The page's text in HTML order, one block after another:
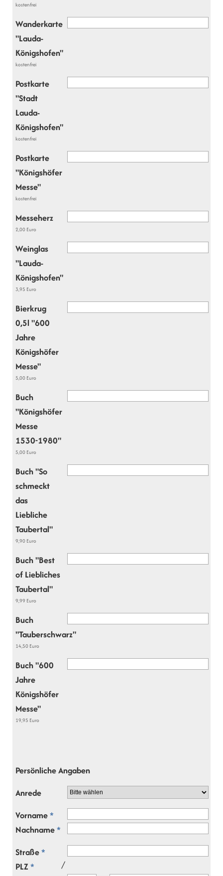
kostenfrei
Wanderkarte
"Lauda-
Königshofen"
kostenfrei
Postkarte
"Stadt
Lauda-
Königshofen"
kostenfrei
Postkarte
"Königshöfer
Messe"
kostenfrei
Messeherz
2,00 Euro
Weinglas
"Lauda-
Königshofen"
3,95 Euro
Bierkrug
0,5l "600
Jahre
Königshöfer
Messe"
5,00 Euro
Buch
"Königshöfer
Messe
1530-1980"
5,00 Euro
Buch "So
schmeckt
das
Liebliche
Taubertal"
9,90 Euro
Buch "Best
of Liebliches
Taubertal"
9,99 Euro
Buch
"Tauberschwarz"
14,50 Euro
Buch "600
Jahre
Königshöfer
Messe"
19,95 Euro
Persönliche Angaben
Anrede
Vorname*
Nachname*
Straße*
PLZ *
/